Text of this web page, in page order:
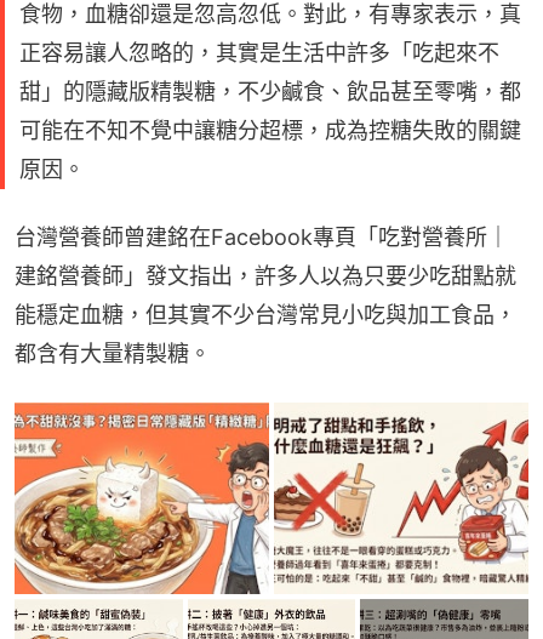
食物，血糖卻還是忽高忽低。對此，有專家表示，真
正容易讓人忽略的，其實是生活中許多「吃起來不
甜」的隱藏版精製糖，不少鹹食、飲品甚至零嘴，都
可能在不知不覺中讓糖分超標，成為控糖失敗的關鍵
原因。
台灣營養師曾建銘在Facebook專頁「吃對營養所｜
建銘營養師」發文指出，許多人以為只要少吃甜點就
能穩定血糖，但其實不少台灣常見小吃與加工食品，
都含有大量精製糖。